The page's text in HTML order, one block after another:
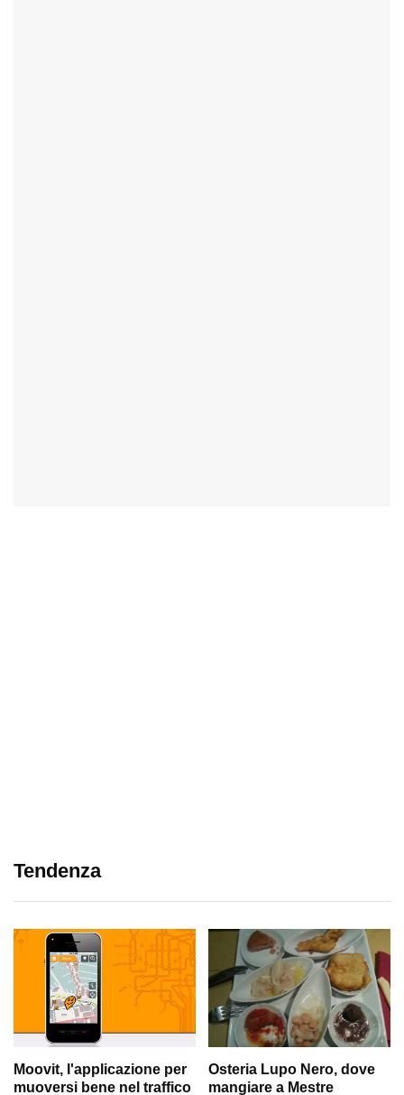
Tendenza
Moovit, l'applicazione per
muoversi bene nel traffico
Osteria Lupo Nero, dove
mangiare a Mestre